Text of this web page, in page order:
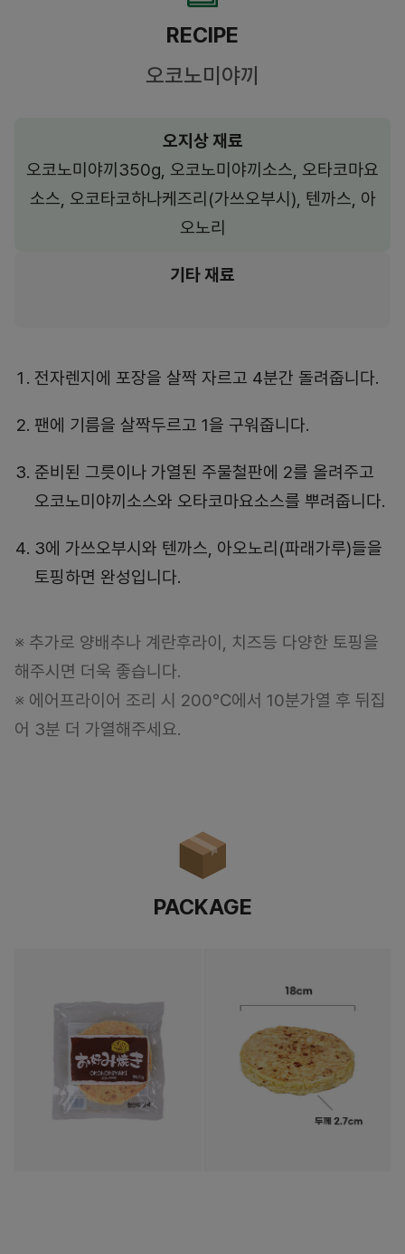
RECIPE
오코노미야끼
오지상 재료
오코노미야끼350g, 오코노미야끼소스, 오타코마요
소스, 오코타코하나케즈리(가쓰오부시), 텐까스, 아
오노리
기타 재료
전자렌지에 포장을 살짝 자르고 4분간 돌려줍니다.
팬에 기름을 살짝두르고 1을 구워줍니다.
준비된 그릇이나 가열된 주물철판에 2를 올려주고
오코노미야끼소스와 오타코마요소스를 뿌려줍니다.
3에 가쓰오부시와 텐까스, 아오노리(파래가루)들을
토핑하면 완성입니다.
※ 추가로 양배추나 계란후라이, 치즈등 다양한 토핑을
해주시면 더욱 좋습니다.
※ 에어프라이어 조리 시 200℃에서 10분가열 후 뒤집
어 3분 더 가열해주세요.
PACKAGE